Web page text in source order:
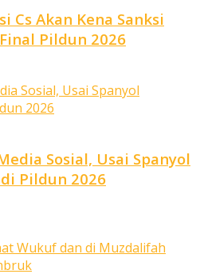
Cs Akan Kena Sanksi
Pildun 2026
Sosial, Usai Spanyol
Pildun 2026